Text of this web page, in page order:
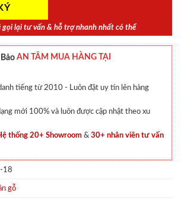
gọi lại tư vấn & hỗ trợ nhanh nhất có thể
AN TÂM MUA HÀNG TẠI
tiếng từ 2010 - Luôn đặt uy tín lên hàng
mới 100% và luôn được cập nhật theo xu
thống 20+ Showroom & 30+ nhân viên tư vấn
18
gỗ